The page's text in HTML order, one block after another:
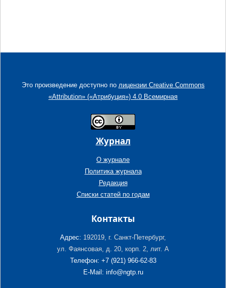
Это произведение доступно по лицензии Creative Commons
«Attribution» («Атрибуция») 4.0 Всемирная
Журнал
О журнале
Политика журнала
Редакция
Списки статей по годам
Контакты
Адрес: 192019, г. Санкт-Петербург,
ул. Фаянсовая, д. 20, корп. 2, лит. А
Телефон: +7 (921) 966-62-83
E-Mail: info@ngtp.ru